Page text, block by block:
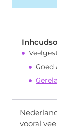
Goed
vooral